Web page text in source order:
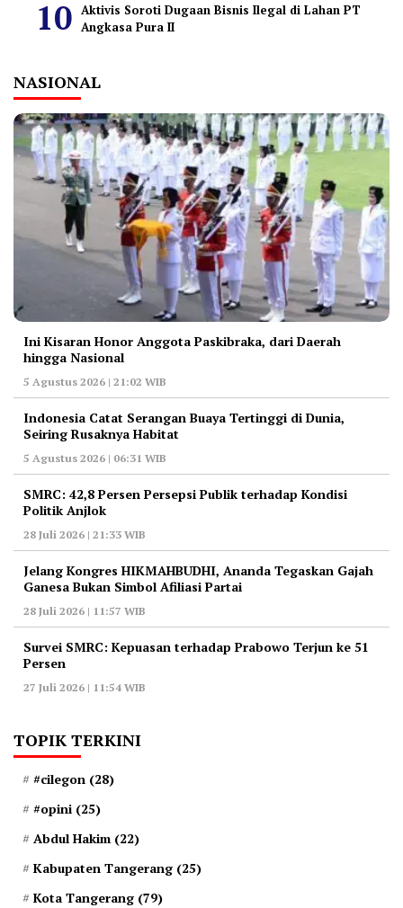
Aktivis Soroti Dugaan Bisnis Ilegal di Lahan PT
Angkasa Pura II
NASIONAL
Ini Kisaran Honor Anggota Paskibraka, dari Daerah
hingga Nasional
5 Agustus 2026 | 21:02 WIB
Indonesia Catat Serangan Buaya Tertinggi di Dunia,
Seiring Rusaknya Habitat
5 Agustus 2026 | 06:31 WIB
‎SMRC: 42,8 Persen Persepsi Publik terhadap Kondisi
Politik Anjlok
28 Juli 2026 | 21:33 WIB
‎Jelang Kongres HIKMAHBUDHI, Ananda Tegaskan Gajah
Ganesa Bukan Simbol Afiliasi Partai
28 Juli 2026 | 11:57 WIB
‎Survei SMRC: Kepuasan terhadap Prabowo Terjun ke 51
Persen
27 Juli 2026 | 11:54 WIB
TOPIK TERKINI
#cilegon (28)
#opini (25)
Abdul Hakim (22)
Kabupaten Tangerang (25)
Kota Tangerang (79)